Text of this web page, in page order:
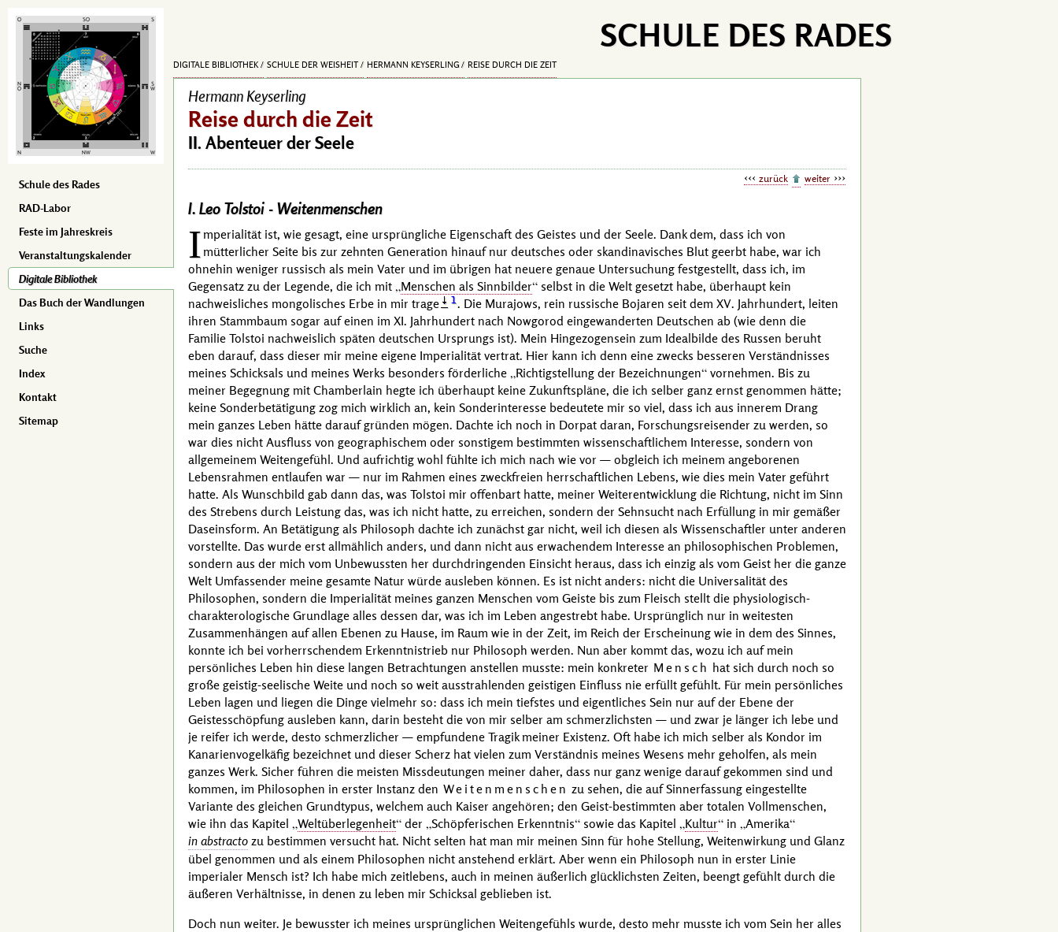
Schule des Rades
RAD-Labor
Feste im Jahreskreis
Veranstaltungskalender
Digitale Bibliothek
Das Buch der Wandlungen
Links
Suche
Index
Kontakt
Sitemap
SCHULE DES RADES
DIGITALE BIBLIOTHEK SCHULE DER WEISHEIT HERMANN KEYSERLING REISE DURCH DIE ZEIT
Hermann Keyserling
Reise durch die Zeit
II. Abenteuer der Seele
zurück weiter
I. Leo Tolstoi - Weitenmenschen
I mperialität ist, wie gesagt, eine ursprüngliche Eigenschaft des Geistes und der Seele. Dank dem, dass ich von
mütterlicher Seite bis zur zehnten Generation hinauf nur deutsches oder skandinavisches Blut geerbt habe, war ich
ohnehin weniger russisch als mein Vater und im übrigen hat neuere genaue Untersuchung festgestellt, dass ich, im
Gegensatz zu der Legende, die ich mit Menschen als Sinnbilder
selbst in die Welt gesetzt habe, überhaupt kein
nachweisliches mongolisches Erbe in mir trage
1. Die Murajows, rein russische Bojaren seit dem XV. Jahrhundert, leiten
ihren Stammbaum sogar auf einen im XI. Jahrhundert nach Nowgorod eingewanderten Deutschen ab (wie denn die
Familie Tolstoi nachweislich späten deutschen Ursprungs ist). Mein Hingezogensein zum Idealbilde des Russen beruht
eben darauf, dass dieser mir meine eigene Imperialität vertrat. Hier kann ich denn eine zwecks besseren Verständnisses
meines Schicksals und meines Werks besonders förderliche Richtigstellung der Bezeichnungen vornehmen. Bis zu
meiner Begegnung mit Chamberlain hegte ich überhaupt keine Zukunftspläne, die ich selber ganz ernst genommen hätte;
keine Sonderbetätigung zog mich wirklich an, kein Sonderinteresse bedeutete mir so viel, dass ich aus innerem Drang
mein ganzes Leben hätte darauf gründen mögen. Dachte ich noch in Dorpat daran, Forschungsreisender zu werden, so
war dies nicht Ausfluss von geographischem oder sonstigem bestimmten wissenschaftlichem Interesse, sondern von
allgemeinem Weitengefühl. Und aufrichtig wohl fühlte ich mich nach wie vor — obgleich ich meinem angeborenen
Lebensrahmen entlaufen war — nur im Rahmen eines zweckfreien herrschaftlichen Lebens, wie dies mein Vater geführt
hatte. Als Wunschbild gab dann das, was Tolstoi mir offenbart hatte, meiner Weiterentwicklung die Richtung, nicht im Sinn
des Strebens durch Leistung das, was ich nicht hatte, zu erreichen, sondern der Sehnsucht nach Erfüllung in mir gemäßer
Daseinsform. An Betätigung als Philosoph dachte ich zunächst gar nicht, weil ich diesen als Wissenschaftler unter anderen
vorstellte. Das wurde erst allmählich anders, und dann nicht aus erwachendem Interesse an philosophischen Problemen,
sondern aus der mich vom Unbewussten her durchdringenden Einsicht heraus, dass ich einzig als vom Geist her die ganze
Welt Umfassender meine gesamte Natur würde ausleben können. Es ist nicht anders: nicht die Universalität des
Philosophen, sondern die Imperialität meines ganzen Menschen vom Geiste bis zum Fleisch stellt die physiologisch-
charakterologische Grundlage alles dessen dar, was ich im Leben angestrebt habe. Ursprünglich nur in weitesten
Zusammenhängen auf allen Ebenen zu Hause, im Raum wie in der Zeit, im Reich der Erscheinung wie in dem des Sinnes,
konnte ich bei vorherrschendem Erkenntnistrieb nur Philosoph werden. Nun aber kommt das, wozu ich auf mein
persönliches Leben hin diese langen Betrachtungen anstellen musste: mein konkreter Mensch hat sich durch noch so
große geistig-seelische Weite und noch so weit ausstrahlenden geistigen Einfluss nie erfüllt gefühlt. Für mein persönliches
Leben lagen und liegen die Dinge vielmehr so: dass ich mein tiefstes und eigentliches Sein nur auf der Ebene der
Geistesschöpfung ausleben kann, darin besteht die von mir selber am schmerzlichsten — und zwar je länger ich lebe und
je reifer ich werde, desto schmerzlicher — empfundene Tragik meiner Existenz. Oft habe ich mich selber als Kondor im
Kanarienvogelkäfig bezeichnet und dieser Scherz hat vielen zum Verständnis meines Wesens mehr geholfen, als mein
ganzes Werk. Sicher führen die meisten Missdeutungen meiner daher, dass nur ganz wenige darauf gekommen sind und
kommen, im Philosophen in erster Instanz den Weitenmenschen zu sehen, die auf Sinnerfassung eingestellte
Variante des gleichen Grundtypus, welchem auch Kaiser angehören; den Geist-bestimmten aber totalen Vollmenschen,
wie ihn das Kapitel Weltüberlegenheit der Schöpferischen Erkenntnis sowie das Kapitel Kultur in Amerika
in abstracto zu bestimmen versucht hat. Nicht selten hat man mir meinen Sinn für hohe Stellung, Weitenwirkung und Glanz
übel genommen und als einem Philosophen nicht anstehend erklärt. Aber wenn ein Philosoph nun in erster Linie
imperialer Mensch ist? Ich habe mich zeitlebens, auch in meinen äußerlich glücklichsten Zeiten, beengt gefühlt durch die
äußeren Verhältnisse, in denen zu leben mir Schicksal geblieben ist.
Doch nun weiter. Je bewusster ich meines ursprünglichen Weitengefühls wurde, desto mehr musste ich vom Sein her alles